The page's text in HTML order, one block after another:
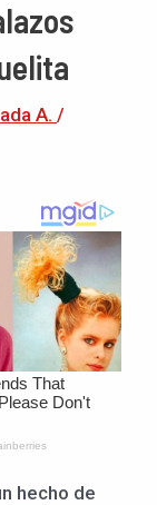
A. /
hecho de